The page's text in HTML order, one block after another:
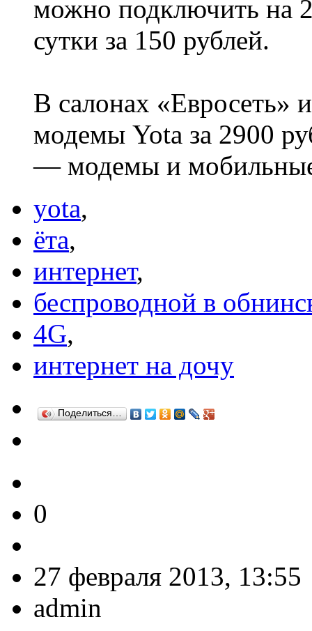
можно подключить на
сутки за 150 рублей.
В салонах «Евросеть»
модемы Yota за 2900
— модемы и мобильные
yota,
ёта,
интернет,
беспроводной в
4G,
интернет на дочу
Поделиться…
0
27 февраля 2013, 13:55
admin